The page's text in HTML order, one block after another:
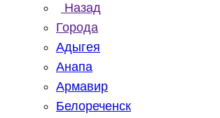
Назад
Города
Адыгея
Анапа
Армавир
Белореченск